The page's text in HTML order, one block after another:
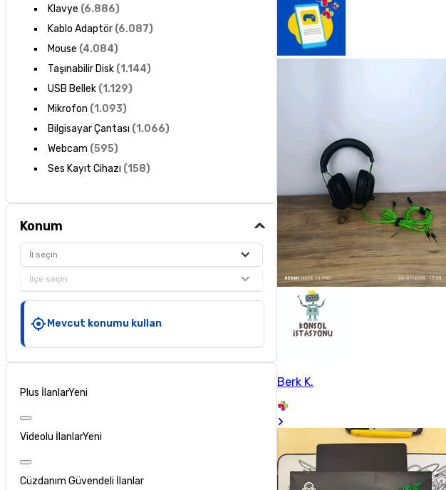
Klavye (6.886)
Kablo Adaptör(6.087)
Mouse (4.084)
Taşınabilir Disk(1.144)
USB Bellek(1.129)
Mikrofon (1.093)
Bilgisayar Çantası (1.066)
Webcam (595)
Ses Kayıt Cihazı (158)
Konum
İl seçin
İlçe seçin
Mevcut konumu kullan
Plus İlanlarYeni
Videolu İlanlarYeni
Cüzdanım Güvendeli İlanlar
Berk K.